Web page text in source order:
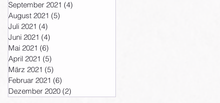
September 2021 (4)
August 2021 (5)
Juli 2021 (4)
Juni 2021 (4)
Mai 2021 (6)
April 2021 (5)
März 2021 (5)
Februar 2021 (6)
Dezember 2020 (2)